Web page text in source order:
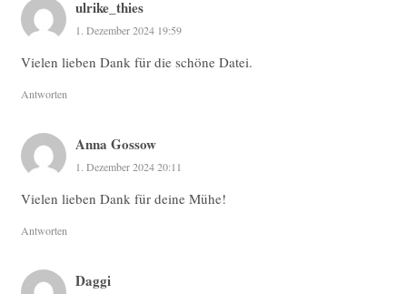
ulrike_thies
1. Dezember 2024 19:59
Vielen lieben Dank für die schöne Datei.
Antworten
Anna Gossow
1. Dezember 2024 20:11
Vielen lieben Dank für deine Mühe!
Antworten
Daggi